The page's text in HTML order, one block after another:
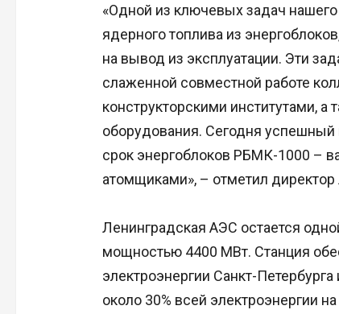
«Одной из ключевых задач
ядерного топлива из
на вывод из эксплуатации. Эти
слаженной совместной работе
конструкторскими институтами, а
оборудования. Сегодня успешный
срок энергоблоков РБМК-1000 –
атомщиками», – отметил
Ленинградская АЭС остается
мощностью 4400 МВт. Станция
электроэнергии Санкт-
около 30% всей электроэнергии